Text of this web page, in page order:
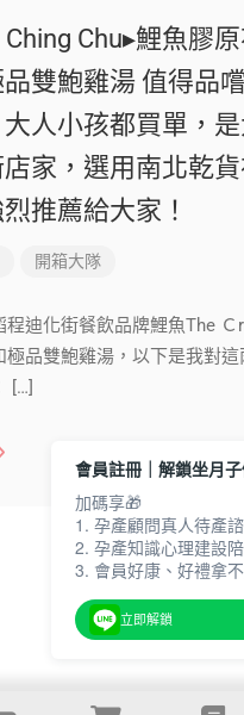
Ching Chu▸鯉魚膠
雙鮑雞湯 值得品
人小孩都買單，
家，選用南北乾
推薦給大家！
開箱大隊
程迪化街餐飲品牌鯉魚The Ｃ
極品雙鮑雞湯，以下是我對
[…]
會員註冊｜解鎖坐月
加碼享🎁
1. 孕產顧問真人待產
2. 孕產知識心理建設
3. 會員好康、好禮拿
立即解鎖